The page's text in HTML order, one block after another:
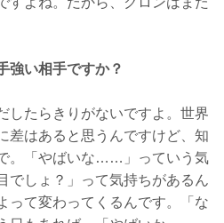
い相手ですか？
たらきりがないですよ。世界
差はあると思うんですけど、知
。「やばいな……」っていう気
でしょ？」って気持ちがあるん
って変わってくるんです。「な